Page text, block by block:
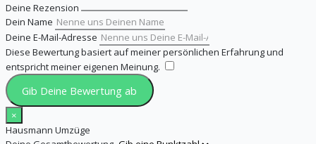
Deine Rezension
Dein Name
Deine E-Mail-Adresse
Diese Bewertung basiert auf meiner persönlichen Erfahrung und
entspricht meiner eigenen Meinung.
Gib Deine Bewertung ab
×
Hausmann Umzüge